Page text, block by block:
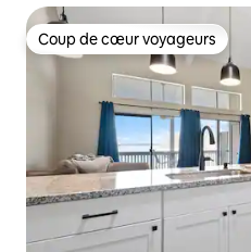
Coup de cœur voyageurs
Coup de cœur voyageurs